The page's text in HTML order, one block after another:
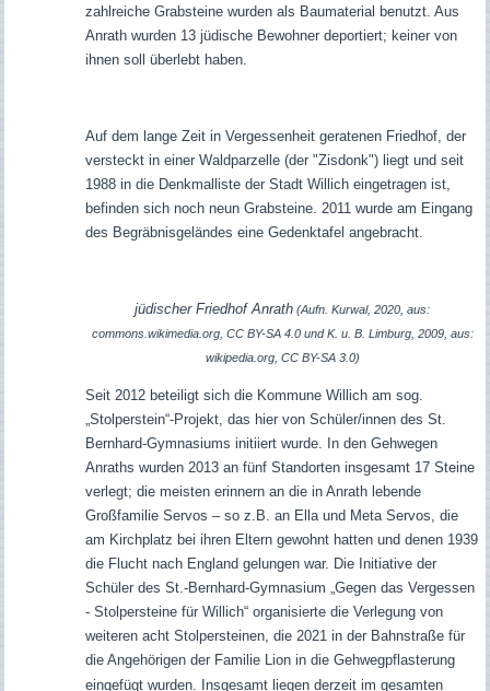
zahlreiche Grabsteine wurden als Baumaterial benutzt. Aus
Anrath wurden 13 jüdische Bewohner deportiert; keiner von
ihnen soll überlebt haben.
Auf dem lange Zeit in Vergessenheit geratenen Friedhof, der
versteckt in einer Waldparzelle (der "Zisdonk") liegt und seit
1988 in die Denkmalliste der Stadt Willich eingetragen ist,
befinden sich noch neun Grabsteine. 2011 wurde am Eingang
des Begräbnisgeländes eine Gedenktafel angebracht.
jüdischer Friedhof Anrath (Aufn. Kurwal, 2020, aus:
commons.wikimedia.org, CC BY-SA 4.0 undK. u. B. Limburg, 2009, aus:
wikipedia.org, CC BY-SA 3.0)
Seit 2012 beteiligt sich die Kommune Willich am sog.
„Stolperstein“-Projekt, das hier von Schüler/innen des St.
Bernhard-Gymnasiums initiiert wurde. In den Gehwegen
Anraths wurden 2013 an fünf Standorten insgesamt 17 Steine
verlegt; die meisten erinnern an die in Anrath lebende
Großfamilie Servos – so z.B. an Ella und Meta Servos, die
am Kirchplatz bei ihren Eltern gewohnt hatten und denen 1939
die Flucht nach England gelungen war. Die Initiative der
Schüler des St.-Bernhard-Gymnasium „Gegen das Vergessen
- Stolpersteine für Willich“ organisierte die Verlegung von
weiteren acht Stolpersteinen, die 2021 in der Bahnstraßefür
die Angehörigen der Familie Lion in die Gehwegpflasterung
eingefügt wurden. Insgesamt liegen derzeit im gesamten